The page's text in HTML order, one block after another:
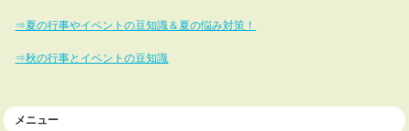
⇒夏の行事やイベントの豆知識＆夏の悩み対策！
⇒秋の行事とイベントの豆知識
メニュー